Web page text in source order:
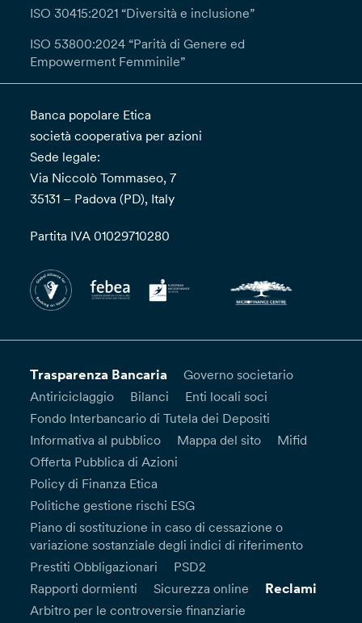
ISO 30415:2021 “Diversità e inclusione”
ISO 53800:2024 “Parità di Genere ed
Empowerment Femminile”
Banca popolare Etica
società cooperativa per azioni
Sede legale:
Via Niccolò Tommaseo, 7
35131 – Padova (PD), Italy
Partita IVA 01029710280
Trasparenza Bancaria
Governo societario
Antiriciclaggio
Bilanci
Enti locali soci
Fondo Interbancario di Tutela dei Depositi
Informativa al pubblico
Mappa del sito
Mifid
Offerta Pubblica di Azioni
Policy di Finanza Etica
Politiche gestione rischi ESG
Piano di sostituzione in caso di cessazione o
variazione sostanziale degli indici di riferimento
Prestiti Obbligazionari
PSD2
Rapporti dormienti
Sicurezza online Reclami
Arbitro per le controversie finanziarie